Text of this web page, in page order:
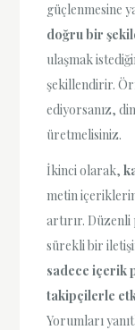
güçlenmesine
doğru bir
ulaşmak
şekillendirir.
ediyorsanız,
üretmelisiniz.
İkinci olarak,
metin
artırır.
sürekli bir
sadece içerik
takipçilerle
Yorumları